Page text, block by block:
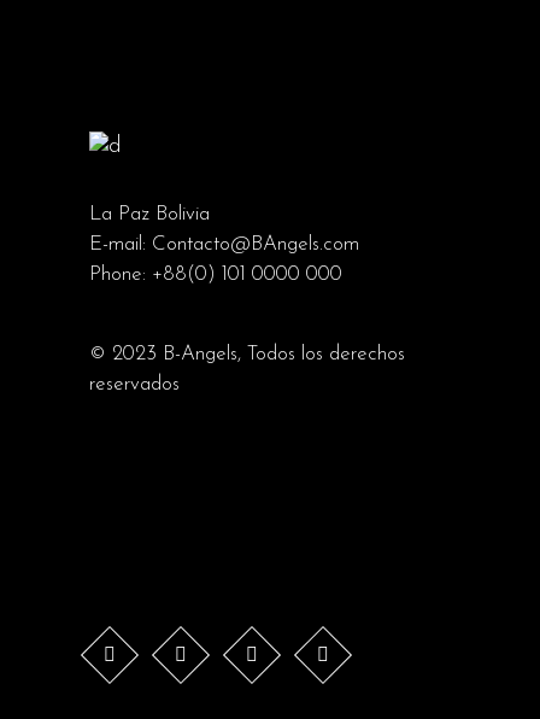
La Paz Bolivia
E-mail: Contacto@BAngels.com
Phone: +88(0) 101 0000 000
© 2023 B-Angels, Todos los derechos
reservados